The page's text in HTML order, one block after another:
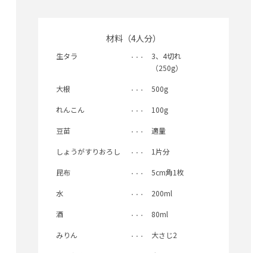
材料（4人分）
生タラ
3、4切れ
（250g）
大根 500g
れんこん 100g
豆苗 適量
しょうがすりおろし 1片分
昆布 5cm角1枚
水 200ml
酒 80ml
みりん 大さじ2